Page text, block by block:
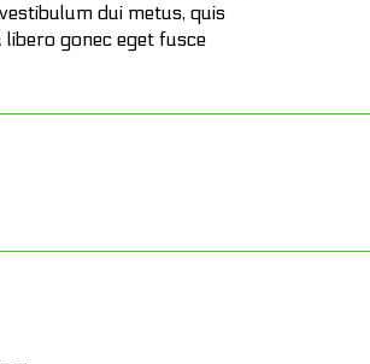
dui metus, quis
libero gonec eget fusce